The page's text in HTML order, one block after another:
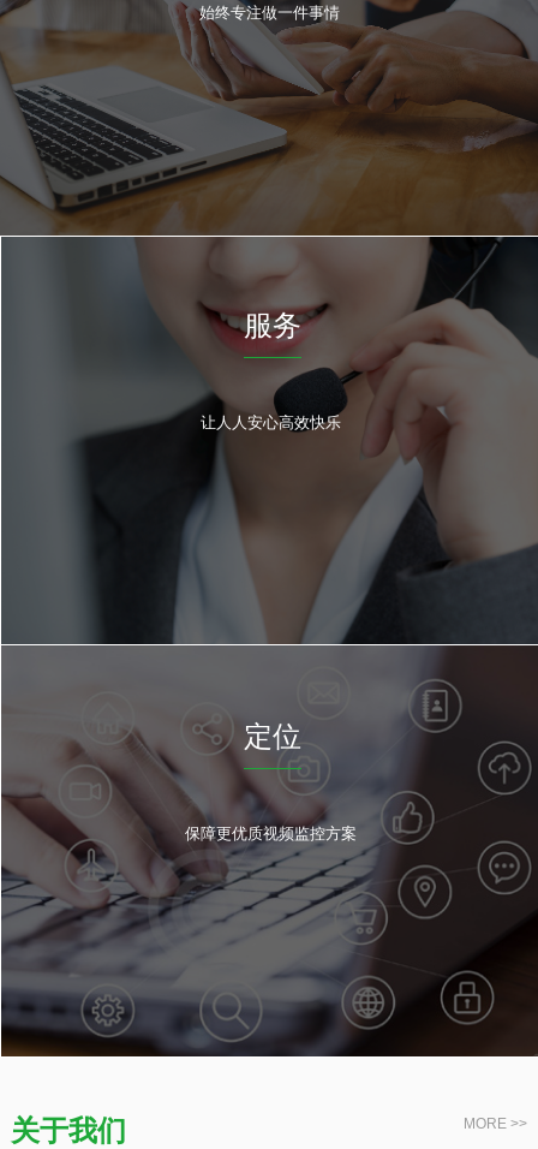
始终专注做一件事情
服务
让人人安心高效快乐
定位
保障更优质视频监控方案
关于我们 MORE >>